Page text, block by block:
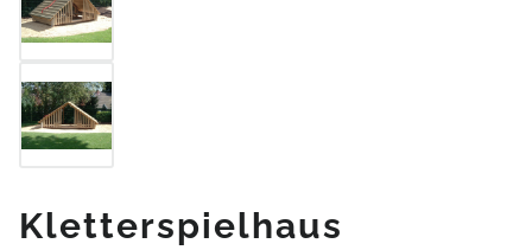
Kletterspielhaus